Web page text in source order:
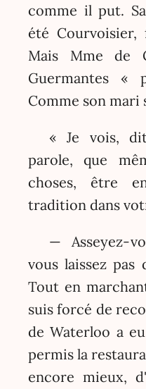
comme il put.
été
Mais Mme de
Guermantes «
Comme son mari
« Je vois,
parole, que
choses, être
tradition dans
— Asseyez-
vous laissez
Tout en
suis forcé de
de Waterloo a
permis la
encore mieux,